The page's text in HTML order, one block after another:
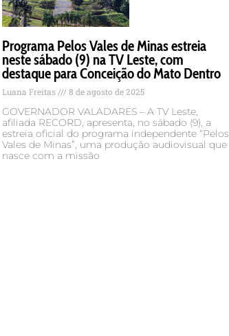
Programa Pelos Vales de Minas estreia
neste sábado (9) na TV Leste, com
destaque para Conceição do Mato Dentro
Luana Freitas 8 de agosto de 2025
GOVERNADOR VALADARES – A TV Leste,
afiliada RECORD, apresenta, no sábado (9), a
estreia oficial do programa independente “Pelos
Vales de Minas”, uma produção audiovisual que
nasce com a missão